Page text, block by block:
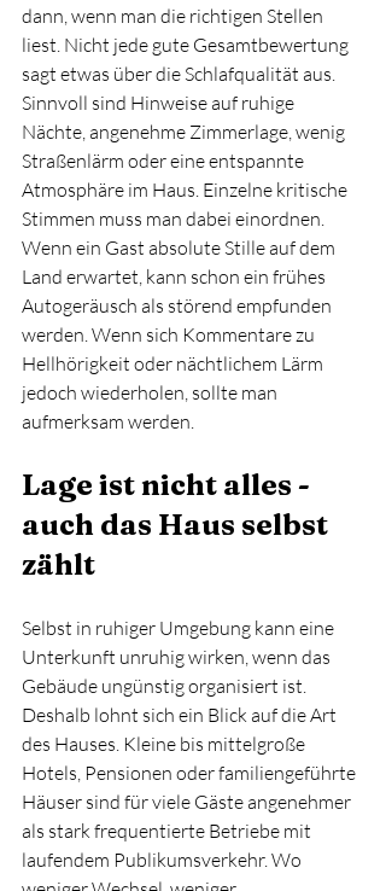
dann, wenn man die richtigen Stellen
liest. Nicht jede gute Gesamtbewertung
sagt etwas über die Schlafqualität aus.
Sinnvoll sind Hinweise auf ruhige
Nächte, angenehme Zimmerlage, wenig
Straßenlärm oder eine entspannte
Atmosphäre im Haus. Einzelne kritische
Stimmen muss man dabei einordnen.
Wenn ein Gast absolute Stille auf dem
Land erwartet, kann schon ein frühes
Autogeräusch als störend empfunden
werden. Wenn sich Kommentare zu
Hellhörigkeit oder nächtlichem Lärm
jedoch wiederholen, sollte man
aufmerksam werden.
Lage ist nicht alles -
auch das Haus selbst
zählt
Selbst in ruhiger Umgebung kann eine
Unterkunft unruhig wirken, wenn das
Gebäude ungünstig organisiert ist.
Deshalb lohnt sich ein Blick auf die Art
des Hauses. Kleine bis mittelgroße
Hotels, Pensionen oder familiengeführte
Häuser sind für viele Gäste angenehmer
als stark frequentierte Betriebe mit
laufendem Publikumsverkehr. Wo